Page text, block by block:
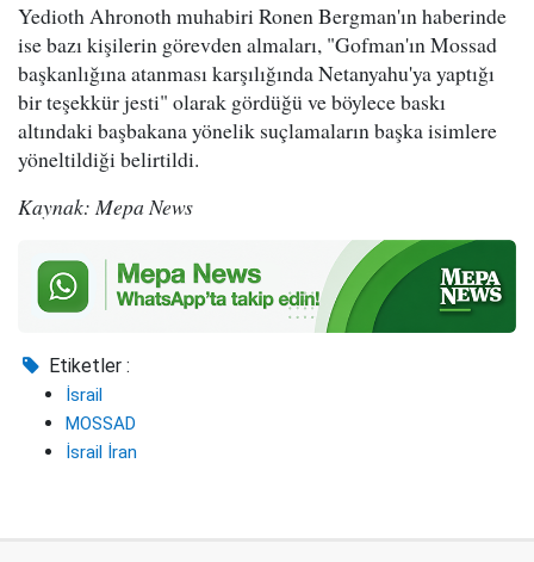
Yedioth Ahronoth muhabiri Ronen Bergman'ın haberinde
ise bazı kişilerin görevden almaları, "Gofman'ın Mossad
başkanlığına atanması karşılığında Netanyahu'ya yaptığı
bir teşekkür jesti" olarak gördüğü ve böylece baskı
altındaki başbakana yönelik suçlamaların başka isimlere
yöneltildiği belirtildi.
Kaynak: Mepa News
Etiketler :
İsrail
MOSSAD
İsrail İran